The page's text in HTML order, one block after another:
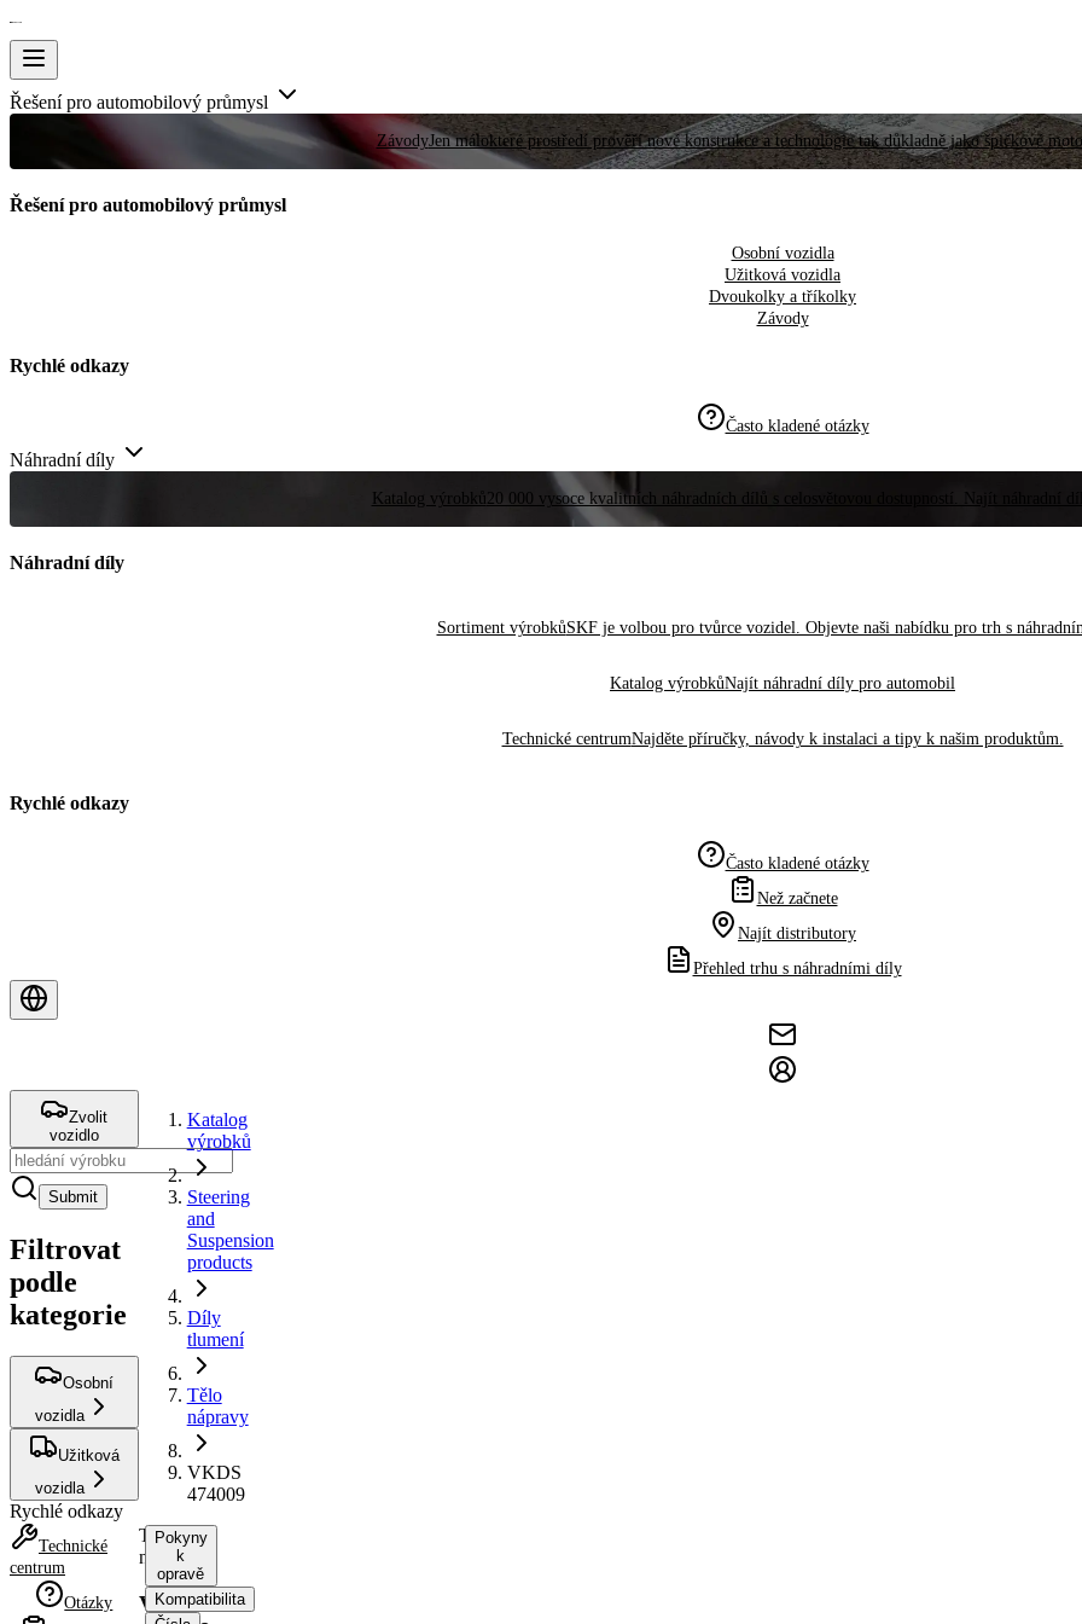
Řešení pro automobilový průmysl
ZávodyJen málokteré prostředí prověří nové konstrukce a technologie tak důkladně jako špičkové
Řešení pro automobilový průmysl
Osobní vozidla
Užitková vozidla
Dvoukolky a tříkolky
Závody
Rychlé odkazy
Často kladené otázky
Náhradní díly
Katalog výrobků20 000 vysoce kvalitních náhradních dílů s celosvětovou dostupností. Najít náhradní
Náhradní díly
Sortiment výrobkůSKF je volbou pro tvůrce vozidel. Objevte naši nabídku pro trh s
Katalog výrobkůNajít náhradní díly pro automobil
Technické centrumNajděte příručky, návody k instalaci a tipy k našim produktům.
Rychlé odkazy
Často kladené otázky
Než začnete
Najít distributory
Přehled trhu s náhradními díly
Zvolit
vozidlo
Submit
Filtrovat
podle
kategorie
Osobní
vozidla
Užitková
vozidla
Rychlé odkazy
Technické
centrum
Otázky
Katalog
výrobků
Steering
and
Suspension
products
Díly
tlumení
Tělo
nápravy
VKDS
474009
Tělo
nápravy
VKDS
Pokyny
k
opravě
Kompatibilita